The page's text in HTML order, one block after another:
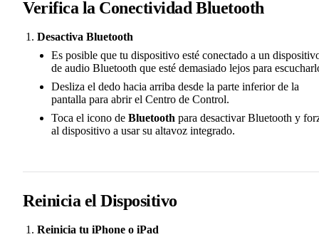
Verifica la Conectividad Bluetooth
Desactiva Bluetooth
Es posible que tu dispositivo esté conectado a un
de audio Bluetooth que esté demasiado lejos para
Desliza el dedo hacia arriba desde la parte inferior de la
pantalla para abrir el Centro de Control.
Toca el icono de Bluetooth para desactivar Bluetooth y
al dispositivo a usar su altavoz integrado.
Reinicia el Dispositivo
Reinicia tu iPhone o iPad